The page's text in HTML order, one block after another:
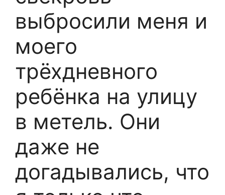
выбросили меня и
моего
трёхдневного
ребёнка на улицу
в метель. Они
даже не
догадывались, что